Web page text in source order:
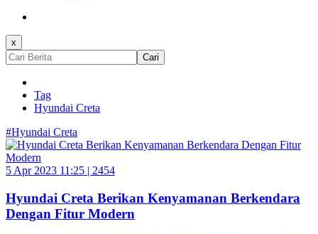
x
Cari
Tag
Hyundai Creta
#Hyundai Creta
5 Apr 2023 11:25 | 2454
Hyundai Creta Berikan Kenyamanan Berkendara
Dengan Fitur Modern